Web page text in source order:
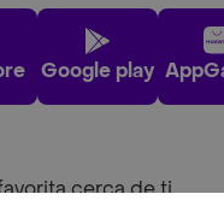
Google play
cerca de ti